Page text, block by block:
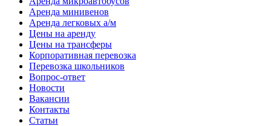
Аренда минивенов
Аренда легковых а/м
Цены на аренду
Цены на трансферы
Корпоративная перевозка
Перевозка школьников
Вопрос-ответ
Новости
Вакансии
Контакты
Статьи